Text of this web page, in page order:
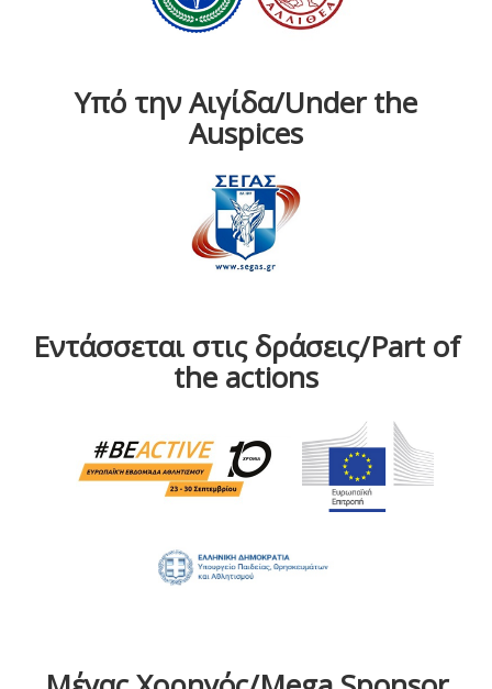
Υπό την Αιγίδα/Under the
Auspices
Εντάσσεται στις δράσεις/Part of
the actions